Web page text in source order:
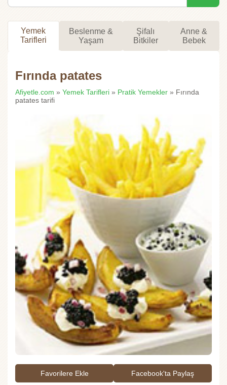
Yemek
Tarifleri
Beslenme &
Yaşam
Şifalı
Bitkiler
Anne &
Bebek
Fırında patates
Afiyetle.com » Yemek Tarifleri » Pratik Yemekler » Fırında
patates tarifi
Favorilere Ekle Facebook'ta Paylaş